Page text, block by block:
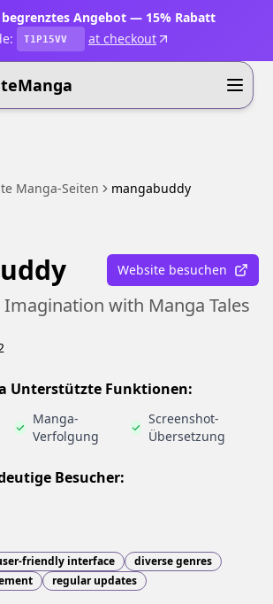
Angebot — 15% Rabatt
T1P15VV at checkout
Manga-Seiten mangabuddy
Website besuchen
Imagination with Manga Tales
Unterstützte Funktionen:
Manga-
Verfolgung
Screenshot-
Übersetzung
Besucher:
friendly interface
diverse genres
regular updates